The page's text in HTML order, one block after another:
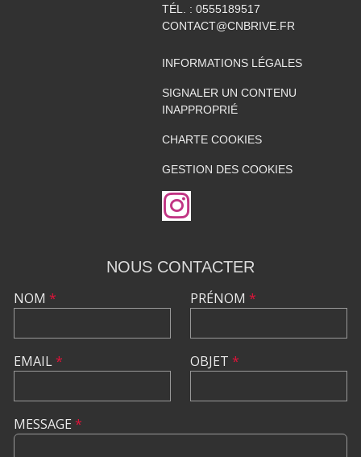
TÉL. : 0555189517
CONTACT@CNBRIVE.FR
INFORMATIONS LÉGALES
SIGNALER UN CONTENU
INAPPROPRIÉ
CHARTE COOKIES
GESTION DES COOKIES
NOUS CONTACTER
NOM *
EMAIL*
PRÉNOM *
OBJET *
MESSAGE *